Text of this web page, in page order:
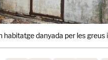
habitatge danyada per les